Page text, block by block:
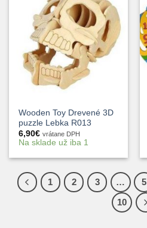
Wooden Toy Drevené 3D
puzzle Lebka R013
6,90€ vrátane DPH
Na sklade už iba 1
1 2 3 … 5
10